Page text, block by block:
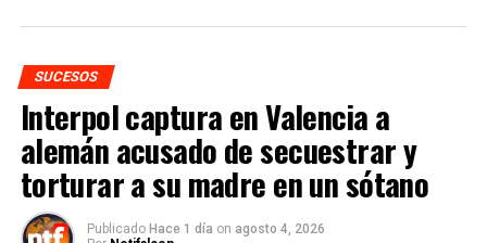
SUCESOS
Interpol captura en Valencia a
alemán acusado de secuestrar y
torturar a su madre en un sótano
Publicado Hace 1 día on agosto 4, 2026